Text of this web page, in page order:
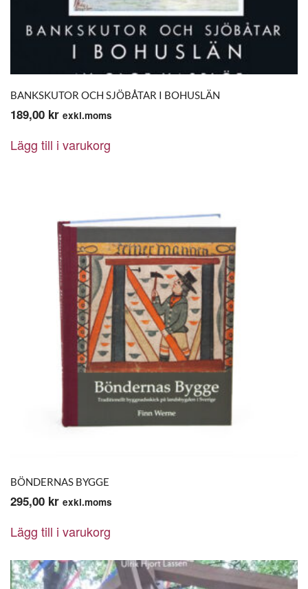
BANKSKUTOR OCH SJÖBÅTAR I BOHUSLÄN
189,00 kr exkl.moms
Lägg till i varukorg
BÖNDERNAS BYGGE
295,00 kr exkl.moms
Lägg till i varukorg